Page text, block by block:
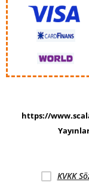
https://
KVKK